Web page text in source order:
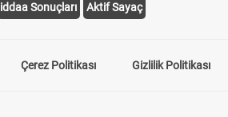
iddaa Sonuçları Aktif Sayaç
Çerez Politikası Gizlilik Politikası